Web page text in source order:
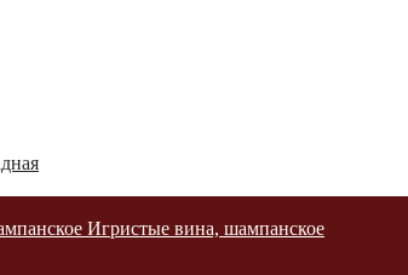
Игристые вина, шампанское